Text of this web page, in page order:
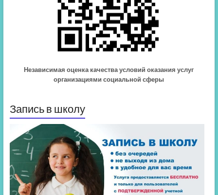
Независимая оценка качества условий оказания услуг
организациями социальной сферы
Запись в школу